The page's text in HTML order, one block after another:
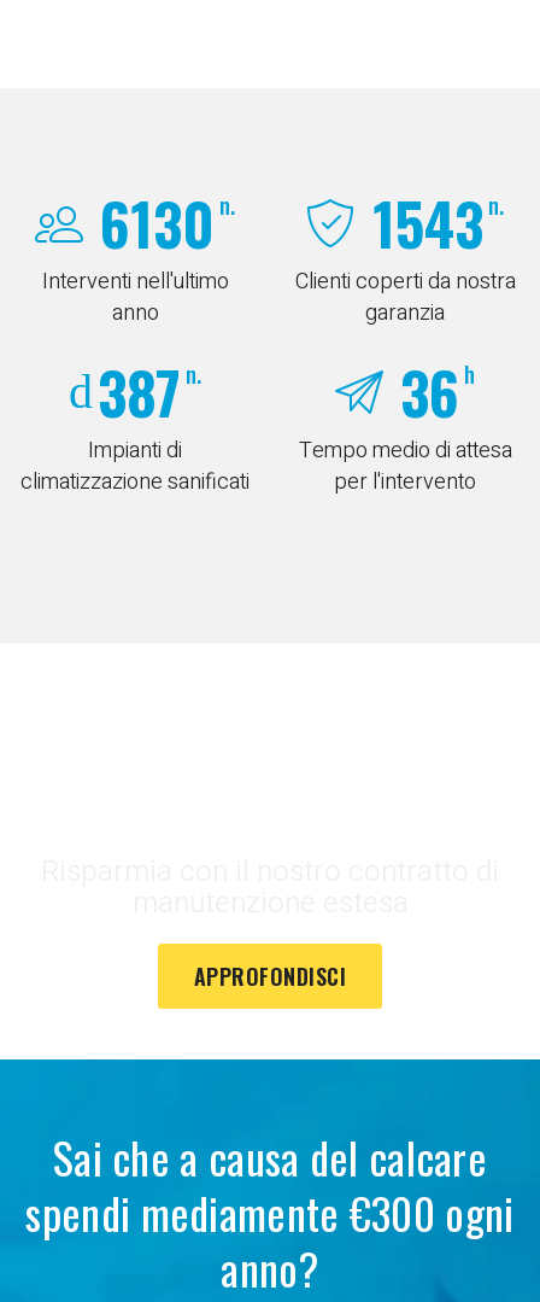
6130 n.
Interventi nell'ultimo
anno
1543 n.
Clienti coperti da nostra
garanzia
387 n.
Impianti di
climatizzazione sanificati
36 h
Tempo medio di attesa
per l'intervento
APPROFONDISCI
Sai che a causa del calcare
spendi mediamente €300 ogni
anno?